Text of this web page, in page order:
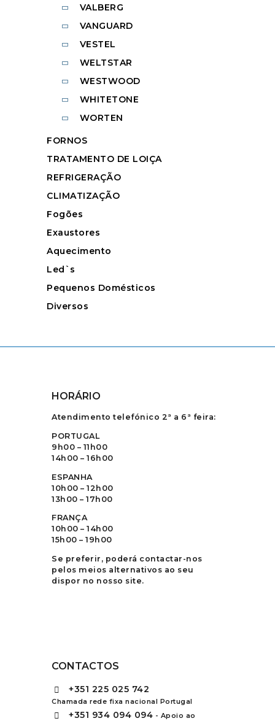
VALBERG
VANGUARD
VESTEL
WELTSTAR
WESTWOOD
WHITETONE
WORTEN
FORNOS
TRATAMENTO DE LOIÇA
REFRIGERAÇÃO
CLIMATIZAÇÃO
Fogões
Exaustores
Aquecimento
Led`s
Pequenos Domésticos
Diversos
HORÁRIO
Atendimento telefónico 2ª a 6ª feira:
PORTUGAL
9h00 – 11h00
14h00 – 16h00
ESPANHA
10h00 – 12h00
13h00 – 17h00
FRANÇA
10h00 – 14h00
15h00 – 19h00
Se preferir, poderá contactar-nos
pelos meios alternativos ao seu
dispor no nosso site.
CONTACTOS
+351 225 025 742
Chamada rede fixa nacional Portugal
+351 934 094 094 - Apoio ao